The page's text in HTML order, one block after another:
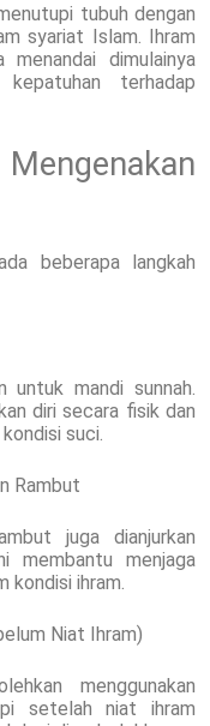
tubuh dengan
syariat Islam. Ihram
dimulainya
terhadap
beberapa langkah
untuk mandi sunnah.
diri secara fisik dan
suci.
Rambut
juga dianjurkan
membantu menjaga
kondisi ihram.
Niat Ihram)
menggunakan
setelah niat ihram